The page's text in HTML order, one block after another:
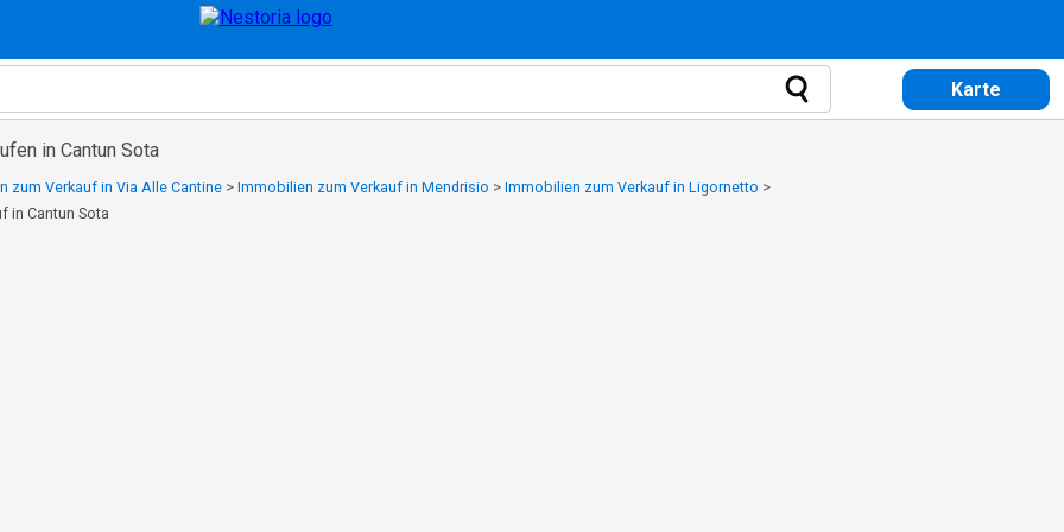
Karte
in Cantun Sota
zum Verkauf in Via Alle Cantine > Immobilien zum Verkauf in Mendrisio > Immobilien zum Verkauf in Ligornetto >
in Cantun Sota